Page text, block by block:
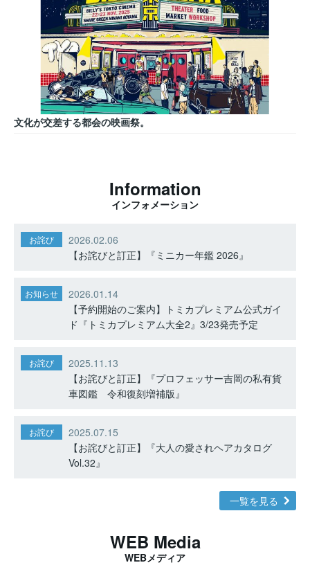
文化が交差する都会の映画祭。
Information
インフォメーション
お詫び
2026.02.06
【お詫びと訂正】『ミニカー年鑑 2026』
お知らせ
2026.01.14
【予約開始のご案内】トミカプレミアム公式ガイ
ド『トミカプレミアム大全2』3/23発売予定
お詫び
2025.11.13
【お詫びと訂正】『プロフェッサー吉岡の私有貨
車図鑑 令和復刻増補版』
お詫び
2025.07.15
【お詫びと訂正】『大人の愛されヘアカタログ
Vol.32』
一覧を見る
WEB Media
WEBメディア